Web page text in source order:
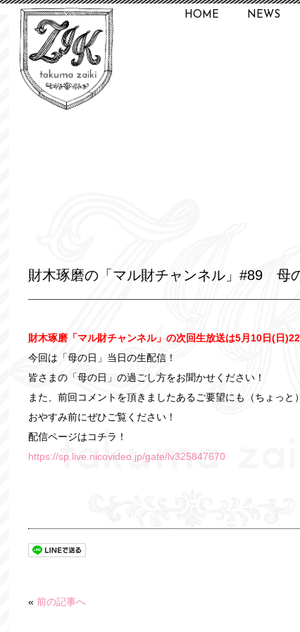
HOME NEWS
財木琢磨の「マル財チャンネル」#89 母
財木琢磨「マル財チャンネル」の次回生放送は5月10日(日
今回は「母の日」当日の生配信！
皆さまの「母の日」の過ごし方をお聞かせください！
また、前回コメントを頂きましたあるご要望にも（ちょっと
おやすみ前にぜひご覧ください！
配信ページはコチラ！
https://sp.live.nicovideo.jp/gate/lv325847670‬
«前の記事へ